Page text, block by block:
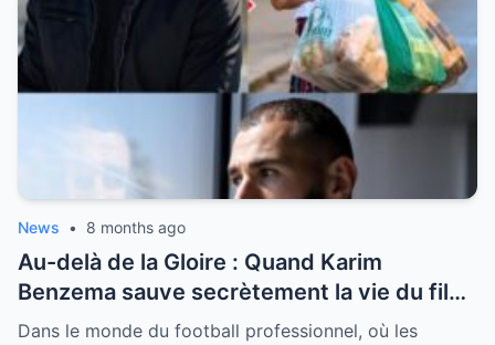
News • 8 months ago
Au-delà de la Gloire : Quand Karim
Benzema sauve secrètement la vie du fils
de son employée
Dans le monde du football professionnel, où les